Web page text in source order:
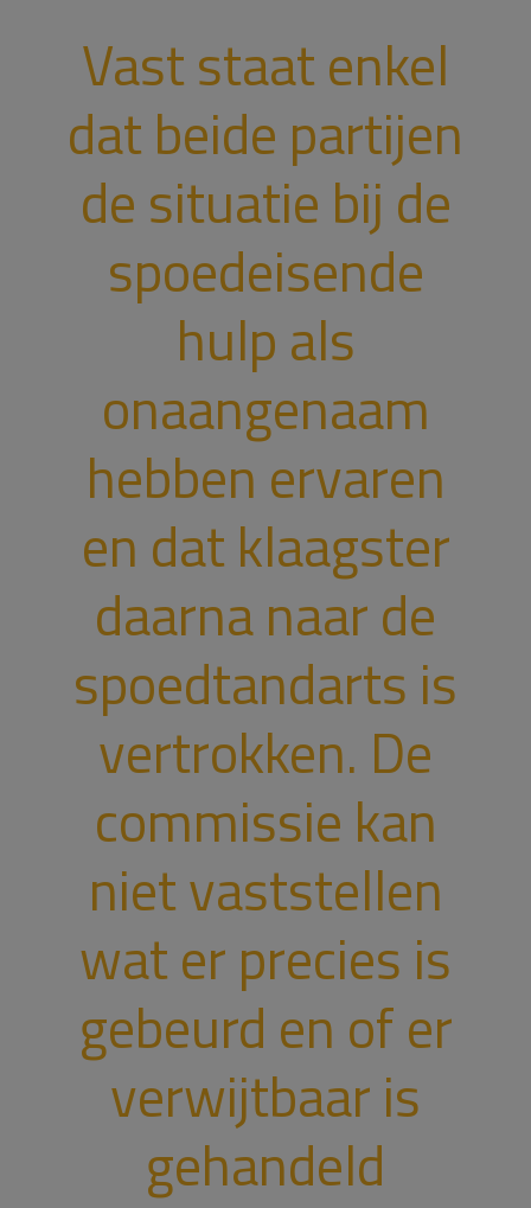
Vast staat enkel
dat beide partijen
de situatie bij de
spoedeisende
hulp als
onaangenaam
hebben ervaren
en dat klaagster
daarna naar de
spoedtandarts is
vertrokken. De
commissie kan
niet vaststellen
wat er precies is
gebeurd en of er
verwijtbaar is
gehandeld